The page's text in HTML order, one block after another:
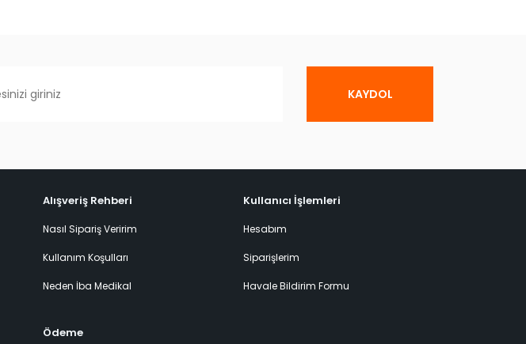
KAYDOL
Alışveriş Rehberi
Nasıl Sipariş Veririm
Kullanım Koşulları
Neden İba Medikal
Ödeme
Kullanıcı İşlemleri
Hesabım
Siparişlerim
Havale Bildirim Formu